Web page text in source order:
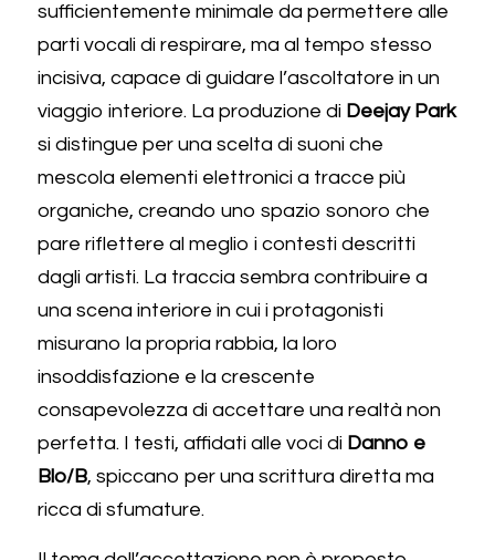
sufficientemente minimale da permettere alle
parti vocali di respirare, ma al tempo stesso
incisiva, capace di guidare l’ascoltatore in un
viaggio interiore. La produzione di Deejay Park
si distingue per una scelta di suoni che
mescola elementi elettronici a tracce più
organiche, creando uno spazio sonoro che
pare riflettere al meglio i contesti descritti
dagli artisti. La traccia sembra contribuire a
una scena interiore in cui i protagonisti
misurano la propria rabbia, la loro
insoddisfazione e la crescente
consapevolezza di accettare una realtà non
perfetta. I testi, affidati alle voci di Danno e
Blo/B, spiccano per una scrittura diretta ma
ricca di sfumature.